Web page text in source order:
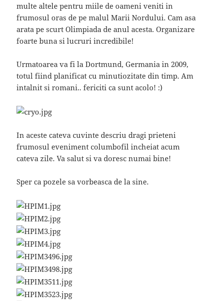
multe altele pentru miile de oameni veniti in
frumosul oras de pe malul Marii Nordului. Cam asa
arata pe scurt Olimpiada de anul acesta. Organizare
foarte buna si lucruri incredibile!
Urmatoarea va fi la Dortmund, Germania in 2009,
totul fiind planificat cu minutiozitate din timp. Am
intalnit si romani.. fericiti ca sunt acolo! :)
In aceste cateva cuvinte descriu dragi prieteni
frumosul eveniment columbofil incheiat acum
cateva zile. Va salut si va doresc numai bine!
Sper ca pozele sa vorbeasca de la sine.